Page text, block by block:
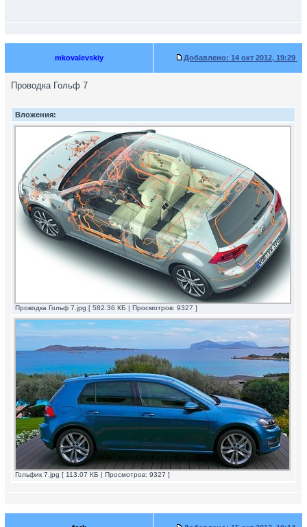
mkovalevskiy Добавлено: 14 окт 2012, 19:29
Проводка Гольф 7
Вложения:
Проводка Гольф 7.jpg [ 582.36 КБ | Просмотров: 9327 ]
Гольфик 7.jpg [ 113.07 КБ | Просмотров: 9327 ]